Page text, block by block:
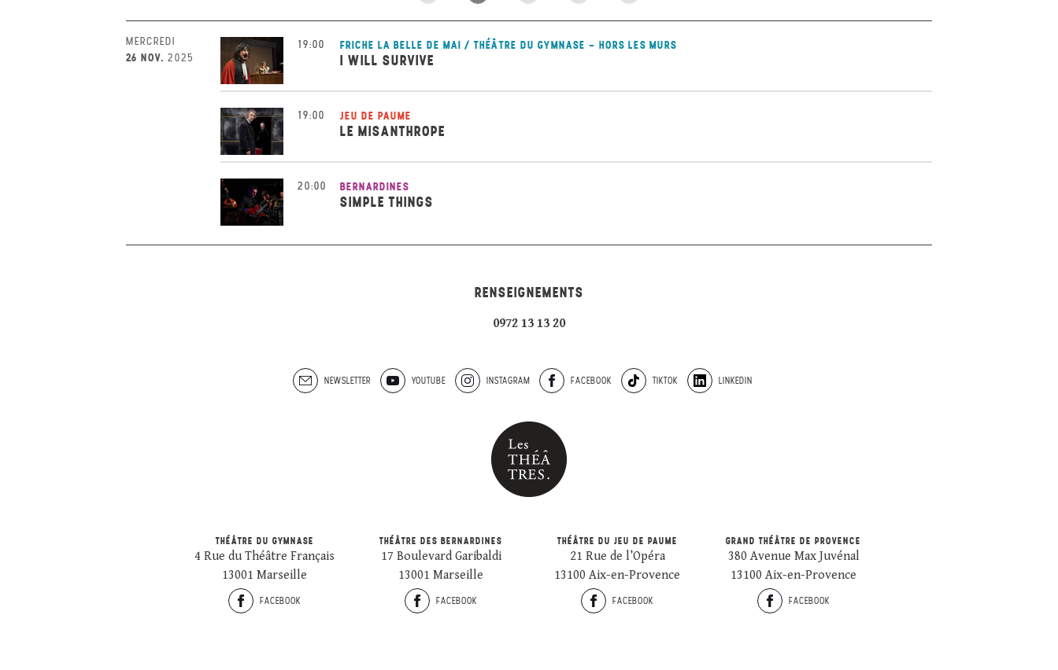
MERCREDI
26 NOV. 2025
19:00 FRICHE LA BELLE DE MAI / THÉÂTRE DU GYMNASE - HORS LES MURS
I WILL SURVIVE
19:00 JEU DE PAUME
LE MISANTHROPE
20:00 BERNARDINES
SIMPLE THINGS
RENSEIGNEMENTS
0972 13 13 20
NEWSLETTER YOUTUBE INSTAGRAM FACEBOOK TIKTOK LINKEDIN
THÉÂTRE DU GYMNASE
4 Rue du Théâtre Français
13001 Marseille
FACEBOOK
THÉÂTRE DES BERNARDINES
17 Boulevard Garibaldi
13001 Marseille
FACEBOOK
THÉÂTRE DU JEU DE PAUME
21 Rue de l’Opéra
13100 Aix-en-Provence
FACEBOOK
GRAND THÉÂTRE DE PROVENCE
380 Avenue Max Juvénal
13100 Aix-en-Provence
FACEBOOK